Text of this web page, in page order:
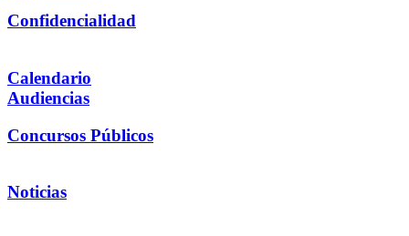
Confidencialidad
Calendario
Audiencias
Concursos Públicos
Noticias